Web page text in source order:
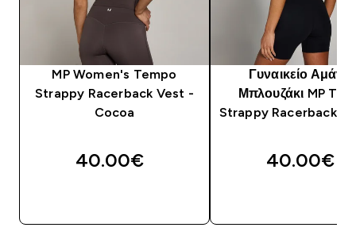
MP Women's Tempo
Strappy Racerback Vest -
Cocoa
40.00€‎
Γυναικείο
Μπλουζάκι MP
Strappy Racerback -
40.00€‎